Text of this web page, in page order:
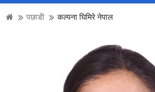
पछाडी कल्पना घिमिरे नेपाल